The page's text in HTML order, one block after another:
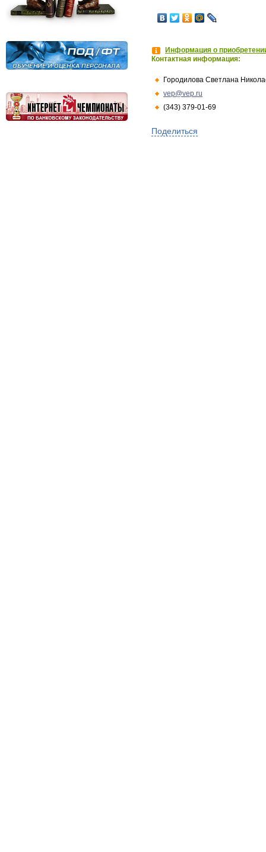
Информация о
Контактная информация:
Городилова Светлана
vep@vep.ru
(343) 379-01-69
Поделиться